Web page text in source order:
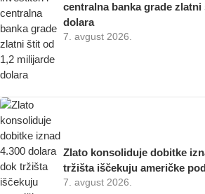
centralna banka grade
dolara
7. avgust 2026.
Zlato konsoliduje dobitke
tržišta iščekuju američke
7. avgust 2026.